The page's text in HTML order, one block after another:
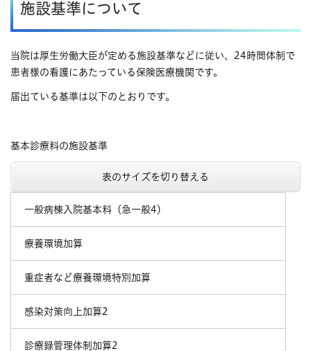
施設基準について
当院は厚生労働大臣が定める施設基準などに従い、24時間体制で
患者様の看護にあたっている保険医療機関です。
届出ている基準は以下のとおりです。
基本診療料の施設基準
表のサイズを切り替える
一般病棟入院基本料（急一般4）
療養環境加算
重症者など療養環境特別加算
感染対策向上加算2
診療録管理体制加算2